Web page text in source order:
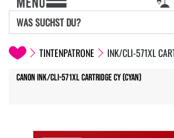
TINTENPATRONE INK/CLI-571XL
Canon Ink/CLI-571XL Cartridge CY (cyan)